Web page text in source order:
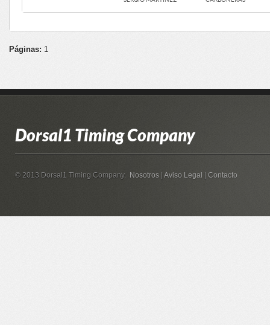
Páginas: 1
Dorsal1 Timing Company
© 2013 Dorsal1 Timing Company. Nosotros Aviso Legal Contacto